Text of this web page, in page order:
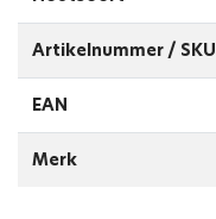
Artikelnummer / SKU
EAN
Merk